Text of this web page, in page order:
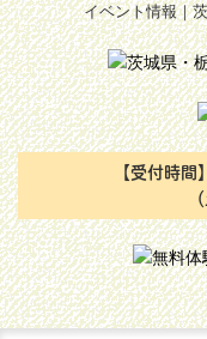
イベント情報｜
【受付時